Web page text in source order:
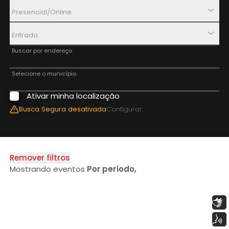
Presencial/Online
Entrada
Buscar por endereço
Selecione o município
Aplicar Filtros
Ativar minha localização
Busca Segura desativadaConfigurar
Remover filtros
Mostrando eventos Por período,